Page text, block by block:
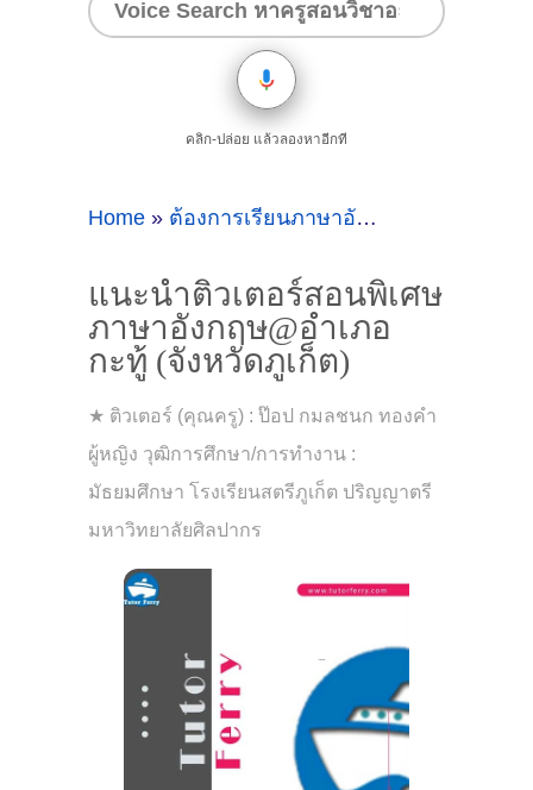
คลิก-ปล่อย แล้วลองหาอีกที
Home » ต้องการเรียนภาษาอังกฤษที่อำเภอกะทู้
แนะนำติวเตอร์สอนพิเศษ
ภาษาอังกฤษ@อำเภอ
กะทู้ (จังหวัดภูเก็ต)
★ ติวเตอร์ (คุณครู) : ป๊อป กมลชนก ทองคำ
ผู้หญิง วุฒิการศึกษา/การทำงาน :
มัธยมศึกษา โรงเรียนสตรีภูเก็ต ปริญญาตรี
มหาวิทยาลัยศิลปากร